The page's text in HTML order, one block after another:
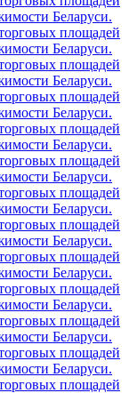
Беларуси.
площадей
Беларуси.
площадей
Беларуси.
площадей
Беларуси.
площадей
Беларуси.
площадей
Беларуси.
площадей
Беларуси.
площадей
Беларуси.
площадей
Беларуси.
площадей
Беларуси.
площадей
Беларуси.
площадей
Беларуси.
площадей